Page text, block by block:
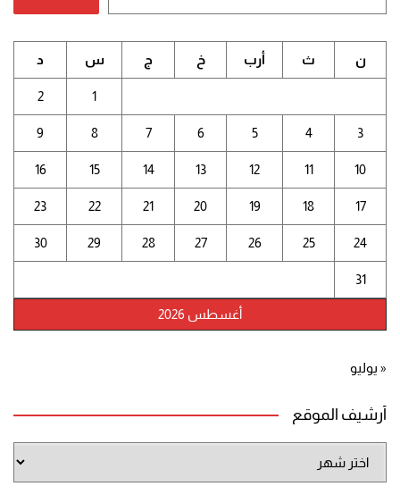
أغسطس 2026
ن ث أرب خ ج س د
1
2
3
4
5
6
7
8
9
10
11
12
13
14
15
16
17
18
19
20
21
22
23
24
25
26
27
28
29
30
31
« يوليو
أرشيف الموقع
الموقع